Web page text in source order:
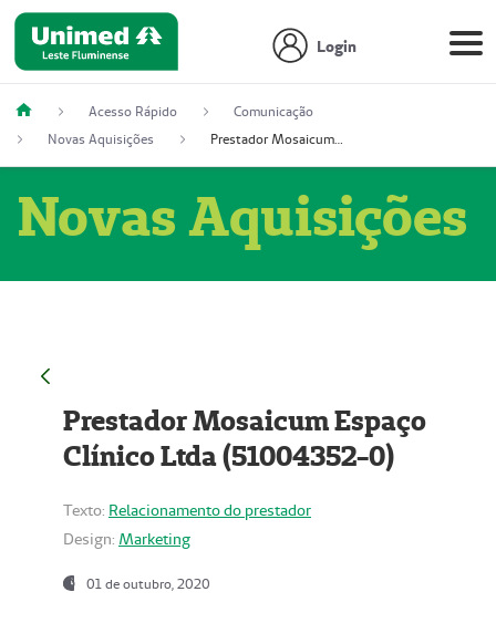
Login
Acesso Rápido
Comunicação
Novas Aquisições
Prestador Mosaicum Espaço Clínico Ltda (51004352-0)
Novas Aquisições
Prestador Mosaicum Espaço
Clínico Ltda (51004352-0)
Texto: Relacionamento do prestador
Design: Marketing
01 de outubro, 2020